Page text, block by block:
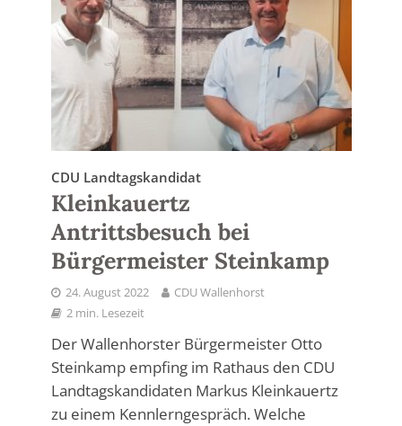
CDU Landtagskandidat
Kleinkauertz
Antrittsbesuch bei
Bürgermeister Steinkamp
24. August 2022
CDU Wallenhorst
2 min. Lesezeit
Der Wallenhorster Bürgermeister Otto
Steinkamp empfing im Rathaus den CDU
Landtagskandidaten Markus Kleinkauertz
zu einem Kennlerngespräch. Welche